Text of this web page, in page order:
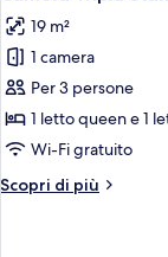
singoli
matrimoniale
o
2
letti
singoli
tutte
le
foto
per
Camera
Tripla
19 m²
1 camera
Per 3 persone
1 letto queen e 1
Wi-Fi gratuito
Scopri di più
Altri